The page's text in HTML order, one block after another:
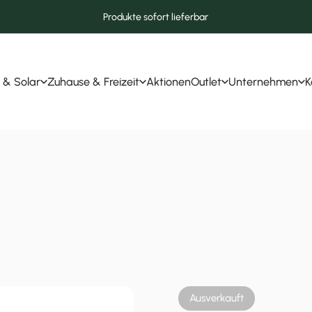
Produkte sofort lieferbar
& Solar Zuhause & Freizeit AktionenOutlet Unternehmen
Ausverkauft